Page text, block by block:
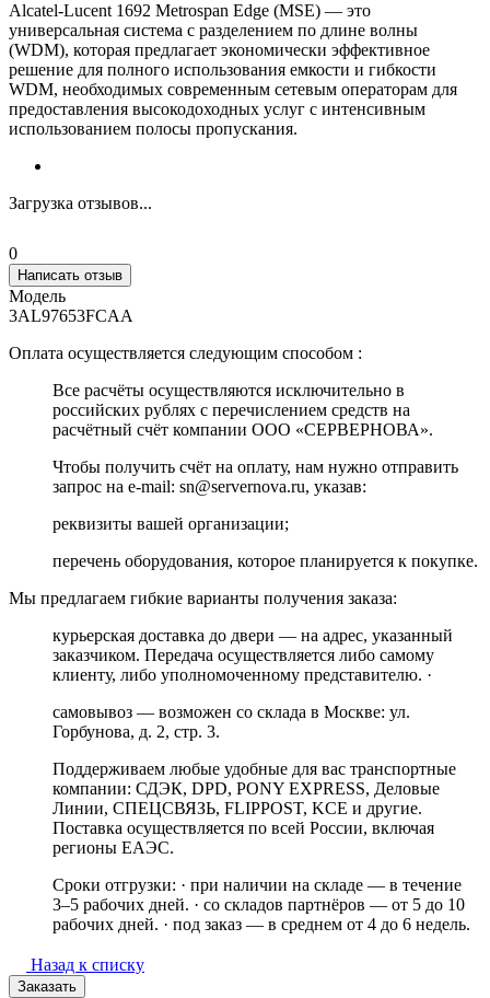
Alcatel-Lucent 1692 Metrospan Edge (MSE) — это
универсальная система с разделением по длине волны
(WDM), которая предлагает экономически эффективное
решение для полного использования емкости и гибкости
WDM, необходимых современным сетевым операторам для
предоставления высокодоходных услуг с интенсивным
использованием полосы пропускания.
Загрузка отзывов...
0
Написать отзыв
Модель
3AL97653FCAA
Оплата осуществляется следующим способом :
Все расчёты осуществляются исключительно в
российских рублях с перечислением средств на
расчётный счёт компании ООО «СЕРВЕРНОВА».
Чтобы получить счёт на оплату, нам нужно отправить
запрос на e-mail: sn@servernova.ru, указав:
реквизиты вашей организации;
перечень оборудования, которое планируется к покупке.
Мы предлагаем гибкие варианты получения заказа:
курьерская доставка до двери — на адрес, указанный
заказчиком. Передача осуществляется либо самому
клиенту, либо уполномоченному представителю. ·
самовывоз — возможен со склада в Москве: ул.
Горбунова, д. 2, стр. 3.
Поддерживаем любые удобные для вас транспортные
компании: СДЭК, DPD, PONY EXPRESS, Деловые
Линии, СПЕЦСВЯЗЬ, FLIPPOST, KCE и другие.
Поставка осуществляется по всей России, включая
регионы ЕАЭС.
Сроки отгрузки: · при наличии на складе — в течение
3–5 рабочих дней. · со складов партнёров — от 5 до 10
рабочих дней. · под заказ — в среднем от 4 до 6 недель.
Назад к списку
Заказать